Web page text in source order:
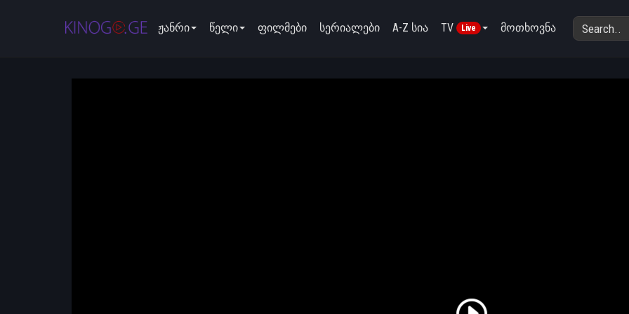
ჟანრი წელი ფილმები სერიალები A-Z სია TV Live მოთხოვნა